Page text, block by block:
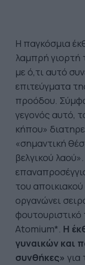
Η παγκόσμια
λαμπρή γιορτή
με ό,τι αυτό
επιτεύγματα
προόδου.
γεγονός αυτό,
κήπου»
«σημαντική
βελγικού
του
οργανώνει
Atomium*. Η
γυναικών και
συνθήκες» για